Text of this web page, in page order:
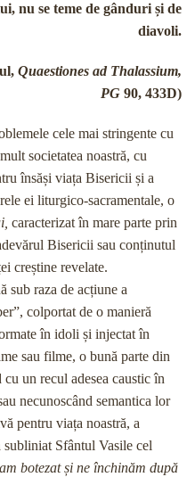
nu se teme de gânduri și de
diavoli.
Quaestiones ad Thalassium,
PG 90, 433D)
cele mai stringente cu
societatea noastră, cu
însăși viața Bisericii și a
ei liturgico-sacramentale, o
caracterizat în mare parte prin
Bisericii sau conținutul
creștine revelate.
sub raza de acțiune a
colportat de o manieră
în idoli și injectat în
sau filme, o bună parte din
un recul adesea caustic în
necunoscând semantica lor
pentru viața noastră, a
subliniat Sfântul Vasile cel
botezat și ne închinăm după